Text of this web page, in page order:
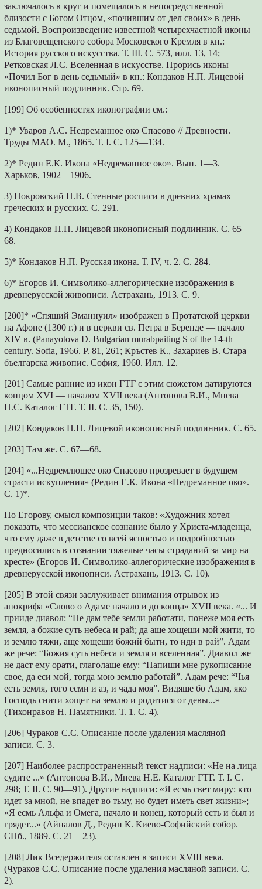
заключалось в круг и помещалось в непосредственной
близости с Богом Отцом, «почившим от дел своих» в день
седьмой. Воспроизведение известной четырехчастной иконы
из Благовещенского собора Московского Кремля в кн.:
История русского искусства. Т. III. С. 573, илл. 13, 14;
Ретковская Л.С. Вселенная в искусстве. Прорись иконы
«Почил Бог в день седьмый» в кн.: Кондаков Н.П. Лицевой
иконописный подлинник. Стр. 69.
[199] Об особенностях иконографии см.:
1)* Уваров А.С. Недреманное око Спасово // Древности.
Труды МАО. М., 1865. Т. I. С. 125—134.
2)* Редин Е.К. Икона «Недреманное око». Вып. 1—3.
Харьков, 1902—1906.
3) Покровский Н.В. Стенные росписи в древних храмах
греческих и русских. С. 291.
4) Кондаков Н.П. Лицевой иконописный подлинник. С. 65—
68.
5)* Кондаков Н.П. Русская икона. Т. IV, ч. 2. С. 284.
6)* Егоров И. Символико-аллегорические изображения в
древнерусской живописи. Астрахань, 1913. С. 9.
[200]* «Спящий Эманнуил» изображен в Протатской церкви
на Афоне (1300 г.) и в церкви св. Петра в Беренде — начало
XIV в. (Panayotova D. Bulgarian murabpaiting S of the 14-th
century. Sofia, 1966. P. 81, 261; Кръстев К., Захариев В. Стара
бъелгарска живопис. София, 1960. Илл. 12.
[201] Самые ранние из икон ГТГ с этим сюжетом датируются
концом XVI — началом XVII века (Антонова В.И., Мнева
Н.С. Каталог ГТГ. Т. II. С. 35, 150).
[202] Кондаков Н.П. Лицевой иконописный подлинник. С. 65.
[203] Там же. С. 67—68.
[204] «...Недремлющее око Спасово прозревает в будущем
страсти искупления» (Редин Е.К. Икона «Недреманное око».
С. 1)*.
По Егорову, смысл композиции таков: «Художник хотел
показать, что мессианское сознание было у Христа-младенца,
что ему даже в детстве со всей ясностью и подробностью
предносились в сознании тяжелые часы страданий за мир на
кресте» (Егоров И. Символико-аллегорические изображения в
древнерусской иконописи. Астрахань, 1913. С. 10).
[205] В этой связи заслуживает внимания отрывок из
апокрифа «Слово о Адаме начало и до конца» XVII века. «... И
прииде диавол: “Не дам тебе земли работати, понеже моя есть
земля, а божие суть небеса и рай; да аще хощеши мой жити, то
и землю тяжи, аще хощеши божий быти, то иди в рай”. Адам
же рече: “Божия суть небеса и земля и вселенная”. Диавол же
не даст ему орати, глаголаше ему: “Напиши мне рукописание
свое, да еси мой, тогда мою землю работай”. Адам рече: “Чья
есть земля, того есми и аз, и чада моя”. Видяше бо Адам, яко
Господь снити хощет на землю и родитися от девы...»
(Тихонравов Н. Памятники. Т. 1. С. 4).
[206] Чураков С.С. Описание после удаления масляной
записи. С. 3.
[207] Наиболее распространенный текст надписи: «Не на лица
судите ...» (Антонова В.И., Мнева Н.Е. Каталог ГТГ. Т. I. С.
298; Т. II. С. 90—91). Другие надписи: «Я еcмь свет миру: кто
идет за мной, не впадет во тьму, но будет иметь свет жизни»;
«Я еcмь Альфа и Омега, начало и конец, который есть и был и
грядет...» (Айналов Д., Редин К. Киево-Софийский собор.
СПб., 1889. С. 21—23).
[208] Лик Вседержителя оставлен в записи XVIII века.
(Чураков С.С. Описание после удаления масляной записи. С.
2).